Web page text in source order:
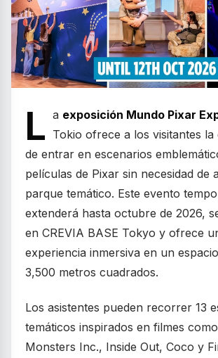
L a exposición Mundo Pixar
Tokio ofrece a los visitantes
de entrar en escenarios
películas de Pixar sin necesidad de
parque temático. Este evento
extenderá hasta octubre de 2026,
en CREVIA BASE Tokyo y ofrece
experiencia inmersiva en un
3,500 metros cuadrados.
Los asistentes pueden recorrer 13
temáticos inspirados en filmes
Monsters Inc., Inside Out, Coco y